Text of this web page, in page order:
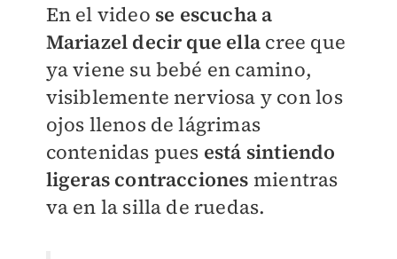
En el video se escucha a
Mariazel decir que ella cree que
ya viene su bebé en camino,
visiblemente nerviosa y con los
ojos llenos de lágrimas
contenidas pues está sintiendo
ligeras contracciones mientras
va en la silla de ruedas.